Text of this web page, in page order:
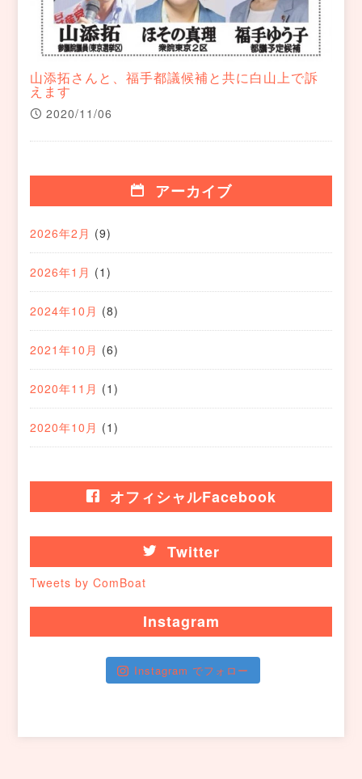
山添拓さんと、福手都議候補と共に白山上で訴
えます
2020/11/06
アーカイブ
2026年2月 (9)
2026年1月 (1)
2024年10月 (8)
2021年10月 (6)
2020年11月 (1)
2020年10月 (1)
オフィシャルFacebook
Twitter
Tweets by ComBoat
Instagram
Instagram でフォロー